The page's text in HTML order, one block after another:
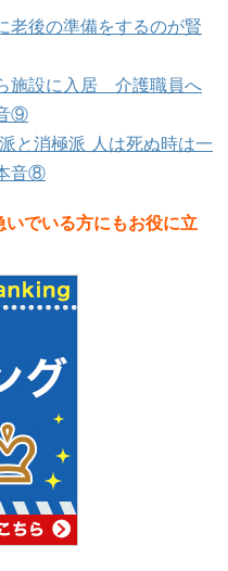
老後の準備をするのが賢
施設に入居 介護職員へ
⑨
と消極派 人は死ぬ時は一
音⑧
でいる方にもお役に立